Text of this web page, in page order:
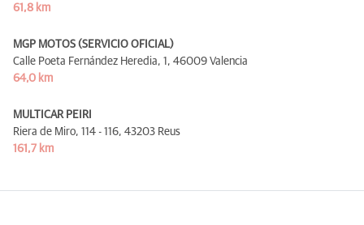
61,8 km
MGP MOTOS (SERVICIO OFICIAL)
Calle Poeta Fernández Heredia, 1, 46009 Valencia
64,0 km
MULTICAR PEIRI
Riera de Miro, 114 - 116, 43203 Reus
161,7 km